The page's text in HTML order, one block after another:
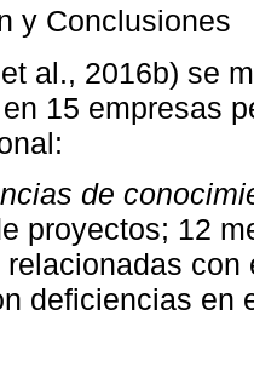
y Conclusiones
al., 2016b) se
15 empresas
de
proyectos; 12
deficiencias en